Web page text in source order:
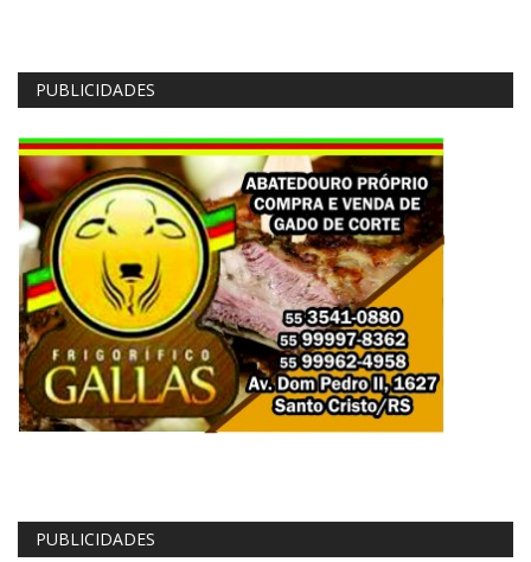
PUBLICIDADES
PUBLICIDADES